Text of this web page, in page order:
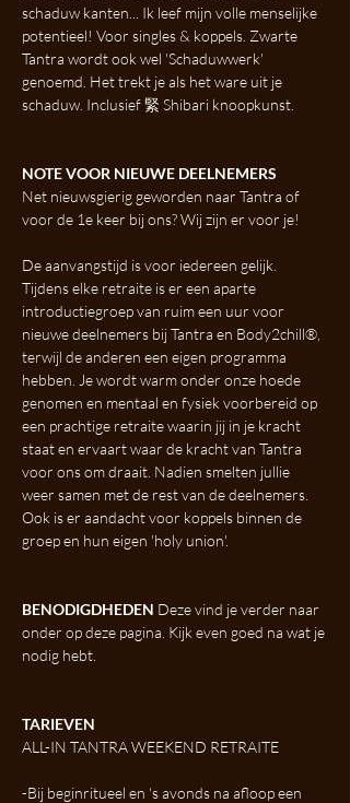
schaduw kanten... Ik leef mijn volle menselijke
potentieel! Voor singles & koppels. Zwarte
Tantra wordt ook wel 'Schaduwwerk'
genoemd. Het trekt je als het ware uit je
schaduw. Inclusief 緊 Shibari knoopkunst.
NOTE VOOR NIEUWE DEELNEMERS
Net nieuwsgierig geworden naar Tantra of
voor de 1e keer bij ons? Wij zijn er voor je!
De aanvangstijd is voor iedereen gelijk.
Tijdens elke retraite is er een aparte
introductiegroep van ruim een uur voor
nieuwe deelnemers bij Tantra en Body2chill®,
terwijl de anderen een eigen programma
hebben. Je wordt warm onder onze hoede
genomen en mentaal en fysiek voorbereid op
een prachtige retraite waarin jij in je kracht
staat en ervaart waar de kracht van Tantra
voor ons om draait. Nadien smelten jullie
weer samen met de rest van de deelnemers.
Ook is er aandacht voor koppels binnen de
groep en hun eigen 'holy union'.
BENODIGDHEDEN Deze vind je verder naar
onder op deze pagina. Kijk even goed na wat je
nodig hebt.
TARIEVEN
ALL-IN TANTRA WEEKEND RETRAITE
-Bij beginritueel en ‘s avonds na afloop een